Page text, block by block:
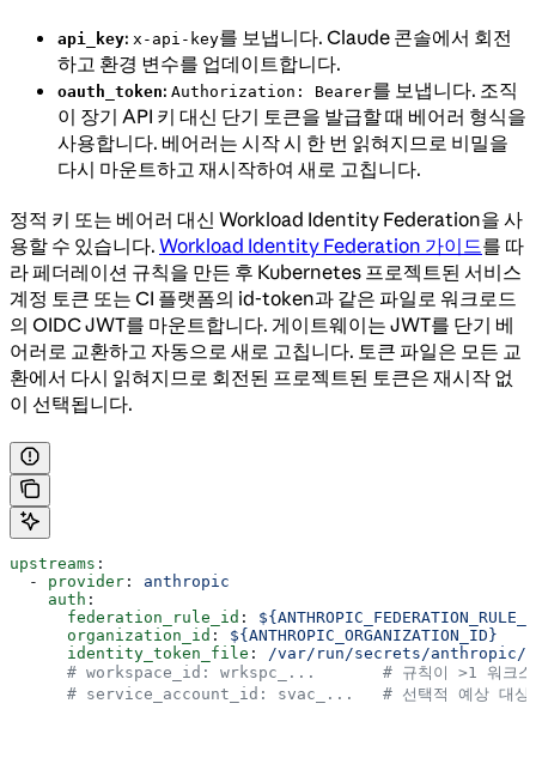
api_key: x-api-key를 보냅니다. Claude 콘솔에서 회전
하고 환경 변수를 업데이트합니다.
oauth_token: Authorization: Bearer를 보냅니다. 조직
이 장기 API 키 대신 단기 토큰을 발급할 때 베어러 형식을
사용합니다. 베어러는 시작 시 한 번 읽혀지므로 비밀을
다시 마운트하고 재시작하여 새로 고칩니다.
정적 키 또는 베어러 대신 Workload Identity Federation을 사
용할 수 있습니다. Workload Identity Federation 가이드를 따
라 페더레이션 규칙을 만든 후 Kubernetes 프로젝트된 서비스
계정 토큰 또는 CI 플랫폼의 id-token과 같은 파일로 워크로드
의 OIDC JWT를 마운트합니다. 게이트웨이는 JWT를 단기 베
어러로 교환하고 자동으로 새로 고칩니다. 토큰 파일은 모든 교
환에서 다시 읽혀지므로 회전된 프로젝트된 토큰은 재시작 없
이 선택됩니다.
upstreams :
  -
provider : anthropic
    auth
:
      federation_rule_id
:
      organization_id
: ${ANTHROPIC_ORGANIZATION_ID}
      identity_token_file
:
/var/run/secrets/anthropic/
# workspace_id: wrkspc_...       # 규칙이 >1 워크스
# service_account_id: svac_...   # 선택적 예상 대상